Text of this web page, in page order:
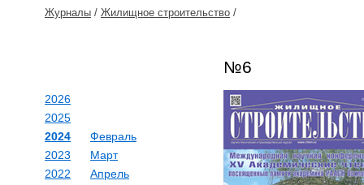
Журналы / Жилищное строительство /
№6
2026
2025
2024
Февраль
Март
Апрель
2023
2022